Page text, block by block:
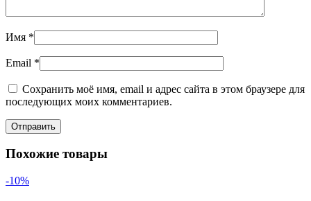
Имя *
Email *
Сохранить моё имя, email и адрес сайта в этом браузере для
последующих моих комментариев.
Похожие товары
-10%